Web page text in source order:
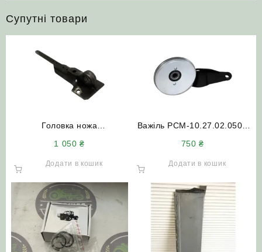
Супутні товари
Головка ножа
1 050₴
Додати в кошик
Важіль РСМ-10.27.02.050А
(лівий/правий) ДОН-1500 А/
750₴
Додати в кошик